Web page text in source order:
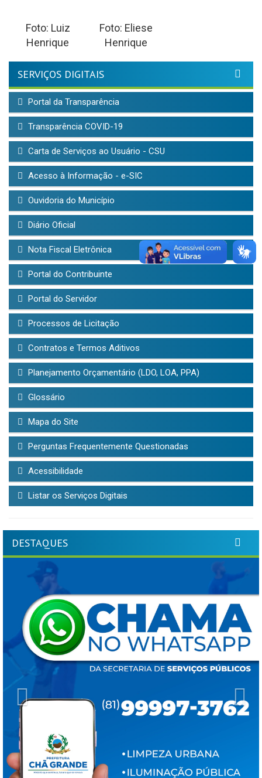
Foto: Luiz
Henrique
Foto: Eliese
Henrique
SERVIÇOS DIGITAIS
Portal da Transparência
Transparência COVID-19
Carta de Serviços ao Usuário - CSU
Acesso à Informação - e-SIC
Ouvidoria do Município
Diário Oficial
Nota Fiscal Eletrônica
Portal do Contribuinte
Portal do Servidor
Processos de Licitação
Contratos e Termos Aditivos
Planejamento Orçamentário (LDO, LOA, PPA)
Glossário
Mapa do Site
Perguntas Frequentemente Questionadas
Acessibilidade
Listar os Serviços Digitais
DESTAQUES